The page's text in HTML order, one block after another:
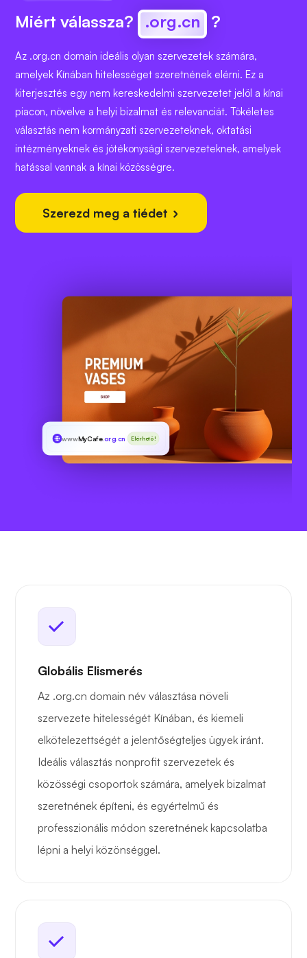
Miért válassza? .org.cn ?
Az .org.cn domain ideális olyan szervezetek számára,
amelyek Kínában hitelességet szeretnének elérni. Ez a
kiterjesztés egy nem kereskedelmi szervezetet jelöl a kínai
piacon, növelve a helyi bizalmat és relevanciát. Tökéletes
választás nem kormányzati szervezeteknek, oktatási
intézményeknek és jótékonysági szervezeteknek, amelyek
hatással vannak a kínai közösségre.
Szerezd meg a tiédet
wwwMyCafe.org.cn Elérhető!
Globális Elismerés
Az .org.cn domain név választása növeli
szervezete hitelességét Kínában, és kiemeli
elkötelezettségét a jelentőségteljes ügyek iránt.
Ideális választás nonprofit szervezetek és
közösségi csoportok számára, amelyek bizalmat
szeretnének építeni, és egyértelmű és
professzionális módon szeretnének kapcsolatba
lépni a helyi közönséggel.